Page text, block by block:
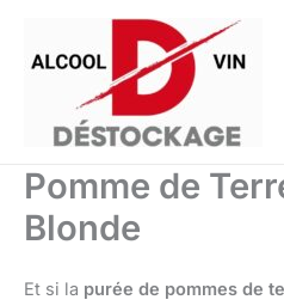
contenu
Pomme de
Blonde
Et si la purée de pommes de